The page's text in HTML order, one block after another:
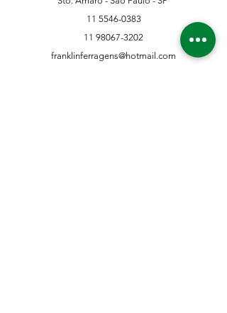
11 5546-0383
11 98067-3202
franklinferragens@hotmail.com